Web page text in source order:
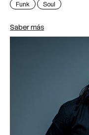
Funk Soul
Saber más